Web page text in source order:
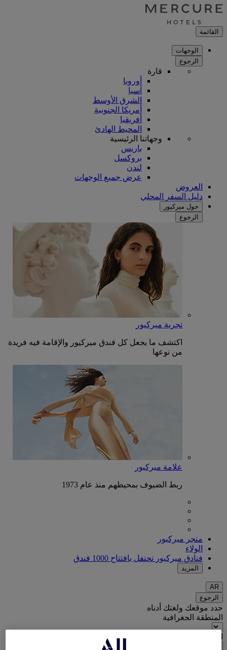
القائمة
الوجهات
الرجوع
قارة
أوروبا
آسيا
الشرق الأوسط
أمريكا الجنوبية
أفريقيا
المحيط الهادئ
وجهاتنا الرئيسية
باريس
بروكسل
لندن
عرض جميع الوجهات
العروض
دليل السفر المحلي
حول ميركيور
الرجوع
تجربة ميركيور
اكتشف ما يجعل كل فندق ميركيور والإقامة فيه فريدة
من نوعها
علامة ميركيور
ربط الضيوف بمحيطهم منذ عام 1973
متجر ميركيور
الولاء
فنادق ميركيور تحتفل بافتتاح 1000 فندق
المزيد
AR
الرجوع
حدد موقعك ولغتك أدناه
المنطقة الجغرافية